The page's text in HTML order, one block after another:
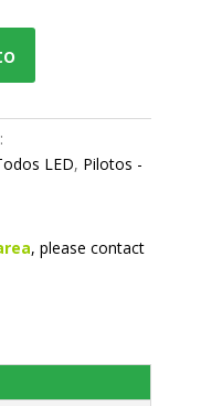
LED, Pilotos -
, please contact